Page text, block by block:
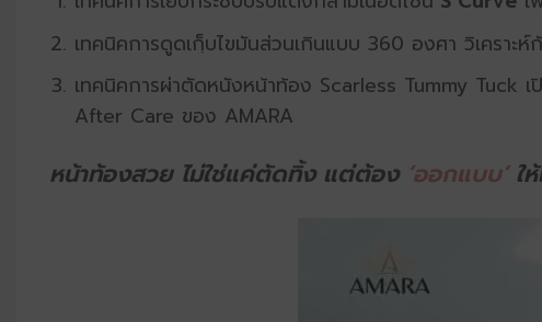
เทคนิคการดูดเกฺ็บไขมันส่วนเกินแบบ 360 องศา วิเคราะ
เทคนิคการผ่าตัดหนังหน้าท้อง Scarless Tummy Tuck
After Care ของ AMARA
หน้าท้องสวย ไม่ใช่แค่ตัดทิ้ง แต่ต้อง‘ออกแบบ’ให้